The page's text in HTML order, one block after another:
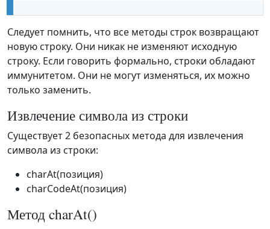
Следует помнить, что все методы строк возвращают
новую строку. Они никак не изменяют исходную
строку. Если говорить формально, строки обладают
иммунитетом. Они не могут изменяться, их можно
только заменить.
Извлечение символа из строки
Существует 2 безопасных метода для извлечения
символа из строки:
charAt(позиция)
charCodeAt(позиция)
Метод charAt()